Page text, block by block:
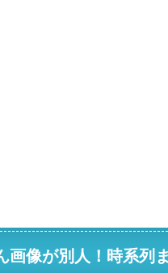
画像が別人！時系列